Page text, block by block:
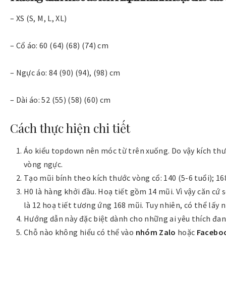
– XS (S, M, L, XL)
– Cổ áo: 60 (64) (68) (74) cm
– Ngực áo: 84 (90) (94), (98) cm
– Dài áo: 52 (55) (58) (60) cm
Cách thực hiện chi tiết
Áo kiểu topdown nên móc từ trên xuống. Do vậy kích
vòng ngực.
Tạo mũi bính theo kích thước vòng cổ: 140 (5-6 tuổi);
H0 là hàng khởi đầu. Hoạ tiết gồm 14 mũi. Vì vậy căn cứ
là 12 hoạ tiết tương ứng 168 mũi. Tuy nhiên, có thể lấy
Hướng dẫn này đặc biệt dành cho những ai yêu thích
Chỗ nào không hiểu có thể vào nhóm Zalo hoặc